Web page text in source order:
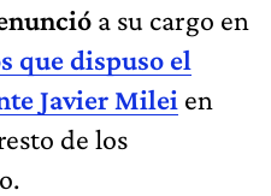
a su cargo en
que dispuso el
Javier Milei en
de los